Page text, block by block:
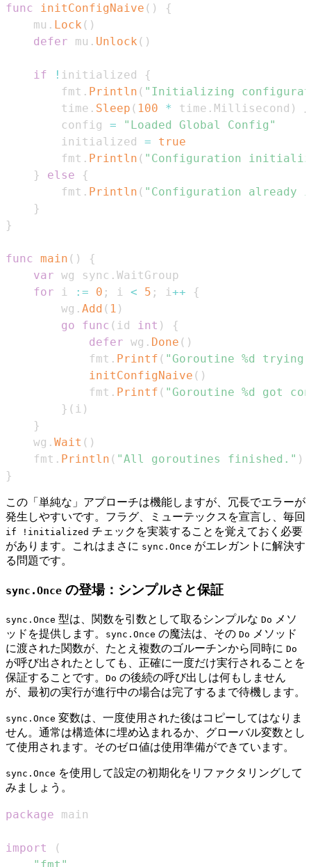
func initConfigNaive ( )
{
	mu
. Lock ( )
defer mu . Unlock ( )
if ! initialized
{
		fmt
. Println ( "Initializing
		time
. Sleep ( 100 * time . Millisecond )
		config
=
"Loaded Global Config"
		initialized
=
true
		fmt
. Println ( "Configuration
}
else
{
		fmt
. Println ( "Configuration
}
}
func main ( )
{
var wg sync .
for i := 0 ; i < 5 ; i ++
{
		wg
. Add ( 1 )
go
func ( id int )
{
defer wg . Done ( )
			fmt
. Printf ( "Goroutine %d
initConfigNaive ( )
			fmt
. Printf ( "Goroutine %d got
} ( i )
}
	wg
. Wait ( )
	fmt
. Println ( "All goroutines finished." )
}
この「単純な」アプローチは機能しますが、冗長でエラーが
発生しやすいです。フラグ、ミューテックスを宣言し、毎回
if !initialized チェックを実装することを覚えておく必要
があります。これはまさに sync.Once がエレガントに解決す
る問題です。
sync.Once の登場：シンプルさと保証
sync.Once 型は、関数を引数として取るシンプルな Do メソ
ッドを提供します。
sync.Once の魔法は、その Do メソッド
に渡された関数が、たとえ複数のゴルーチンから同時に Do
が呼び出されたとしても、正確に一度だけ実行されることを
保証することです。 Do の後続の呼び出しは何もしません
が、最初の実行が進行中の場合は完了するまで待機します。
sync.Once 変数は、一度使用された後はコピーしてはなりま
せん。通常は構造体に埋め込まれるか、グローバル変数とし
て使用されます。そのゼロ値は使用準備ができています。
sync.Once を使用して設定の初期化をリファクタリングして
みましょう。
package
import
(